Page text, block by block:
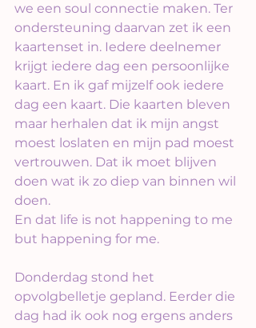
we een soul connectie maken. Ter
ondersteuning daarvan zet ik een
kaartenset in. Iedere deelnemer
krijgt iedere dag een persoonlijke
kaart. En ik gaf mijzelf ook iedere
dag een kaart. Die kaarten bleven
maar herhalen dat ik mijn angst
moest loslaten en mijn pad moest
vertrouwen. Dat ik moet blijven
doen wat ik zo diep van binnen wil
doen.
En dat life is not happening to me
but happening for me.
Donderdag stond het
opvolgbelletje gepland. Eerder die
dag had ik ook nog ergens anders